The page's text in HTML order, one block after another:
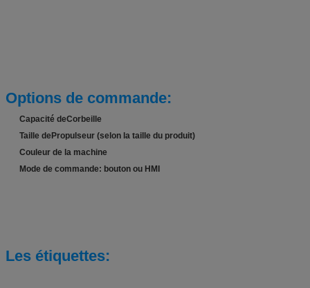
Options de commande:
Capacité deCorbeille
Taille de Propulseur (selon la taille du produit)
Couleur de la machine
Mode de commande: bouton ou HMI
Les étiquettes: